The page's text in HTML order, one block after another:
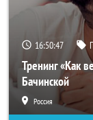
16:50:44
Тренинг «Как
Бачинской
Россия